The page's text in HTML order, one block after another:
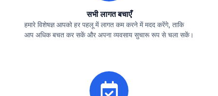
सभी लागत बचाएँ
हमारे विशेषज्ञ आपको हर पहलू में लागत कम करने में मदद करेंगे, ताकि
आप अधिक बचत कर सकें और अपना व्यवसाय सुचारू रूप से चला सकें।